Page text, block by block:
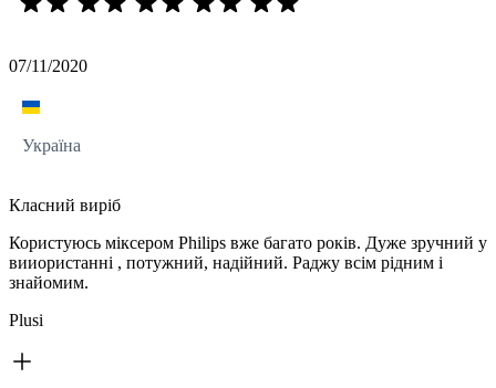
07/11/2020
Україна
Класний вирiб
Користуюсь мiксером Philips вже багато рокiв. Дуже зручний у
вииористаннi , потужний, надiйний. Раджу всiм рiдним i
знайомим.
Plusi